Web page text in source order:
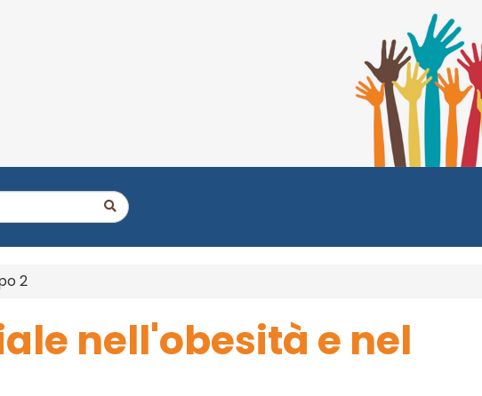
2
nell'obesità e nel